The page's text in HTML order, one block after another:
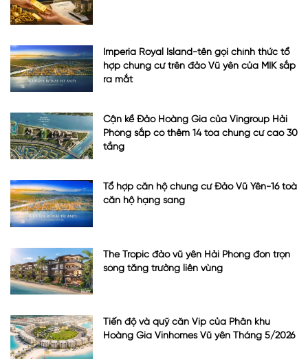
Imperia Royal Island-tên gọi chính thức tổ
hợp chung cư trên đảo Vũ yên của MIK sắp
ra mắt
Cận kề Đảo Hoàng Gia của Vingroup Hải
Phòng sắp có thêm 14 tòa chung cư cao 30
tầng
Tổ hợp căn hộ chung cư Đảo Vũ Yên-16 toà
căn hộ hạng sang
The Tropic đảo vũ yên Hải Phòng đón trọn
sóng tăng trưởng liên vùng
Tiến độ và quỹ căn Vip của Phân khu
Hoàng Gia Vinhomes Vũ yên Tháng 5/2026